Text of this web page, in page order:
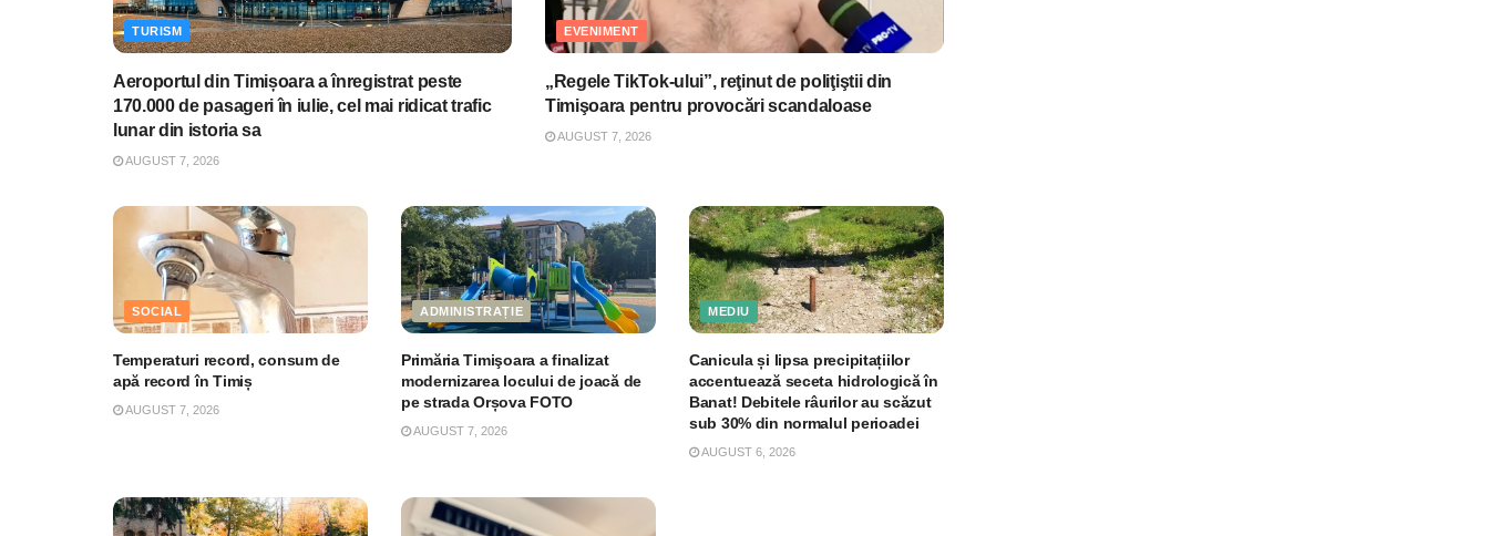
TURISM
Aeroportul din Timișoara a înregistrat peste
170.000 de pasageri în iulie, cel mai ridicat trafic
lunar din istoria sa
AUGUST 7, 2026
EVENIMENT
„Regele TikTok-ului”, reţinut de poliţiştii din
Timişoara pentru provocări scandaloase
AUGUST 7, 2026
SOCIAL
Temperaturi record, consum de
apă record în Timiș
AUGUST 7, 2026
ADMINISTRAȚIE
Primăria Timişoara a finalizat
modernizarea locului de joacă de
pe strada Orșova FOTO
AUGUST 7, 2026
MEDIU
Canicula și lipsa precipitațiilor
accentuează seceta hidrologică în
Banat! Debitele râurilor au scăzut
sub 30% din normalul perioadei
AUGUST 6, 2026